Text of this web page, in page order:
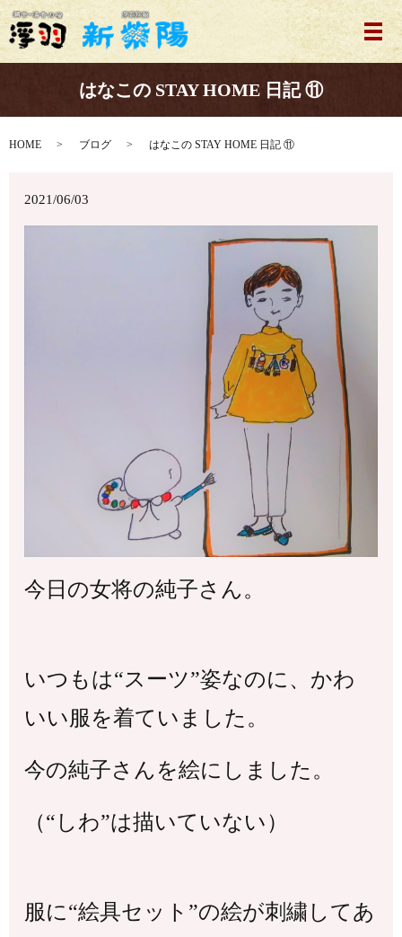
メ
はなこの STAY HOME 日記 ⑪
HOME ブログ はなこの STAY HOME 日記 ⑪
2021/06/03
今日の女将の純子さん。
いつもは“スーツ”姿なのに、かわ
いい服を着ていました。
今の純子さんを絵にしました。
（“しわ”は描いていない）
服に“絵具セット”の絵が刺繍してあ